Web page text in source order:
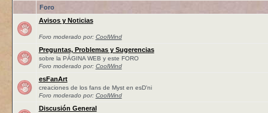
Foro
Avisos y Noticias
Foro moderado por: CoolWind
Preguntas, Problemas y Sugerencias
sobre la PÁGINA WEB y este FORO
Foro moderado por: CoolWind
esFanArt
creaciones de los fans de Myst en esD'ni
Foro moderado por: CoolWind
Discusión General